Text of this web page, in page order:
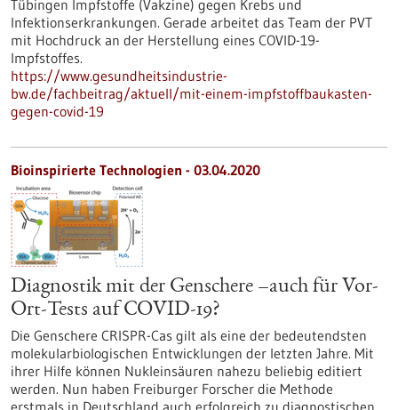
Tübingen Impfstoffe (Vakzine) gegen Krebs und
Infektionserkrankungen. Gerade arbeitet das Team der PVT
mit Hochdruck an der Herstellung eines COVID-19-
Impfstoffes.
https://www.gesundheitsindustrie-
bw.de/fachbeitrag/aktuell/mit-einem-impfstoffbaukasten-
gegen-covid-19
Bioinspirierte Technologien - 03.04.2020
Diagnostik mit der Genschere –auch für Vor-
Ort-Tests auf COVID-19?
Die Genschere CRISPR-Cas gilt als eine der bedeutendsten
molekularbiologischen Entwicklungen der letzten Jahre. Mit
ihrer Hilfe können Nukleinsäuren nahezu beliebig editiert
werden. Nun haben Freiburger Forscher die Methode
erstmals in Deutschland auch erfolgreich zu diagnostischen